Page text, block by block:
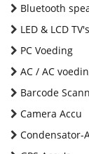
Bluetooth
LED & LCD
PC Voeding
AC / AC
Barcode
Camera Accu
Condensator-